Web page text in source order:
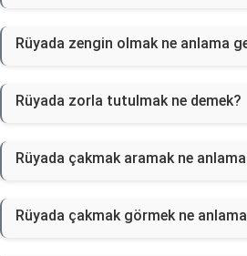
Rüyada zengin olmak ne anlama
Rüyada zorla tutulmak ne demek?
Rüyada çakmak aramak ne
Rüyada çakmak görmek ne